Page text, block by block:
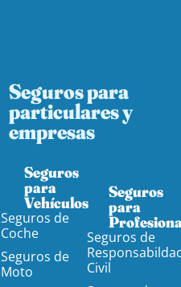
Seguros para
particulares y
empresas
Seguros
para
Vehículos​
Seguros de
Coche
Seguros de
Moto
Seguros
para
Seguros de
Civil